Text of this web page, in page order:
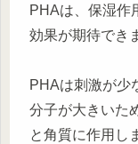
PHAは、保湿作
効果が期待でき
PHAは刺激が少
分子が大きいた
と角質に作用し